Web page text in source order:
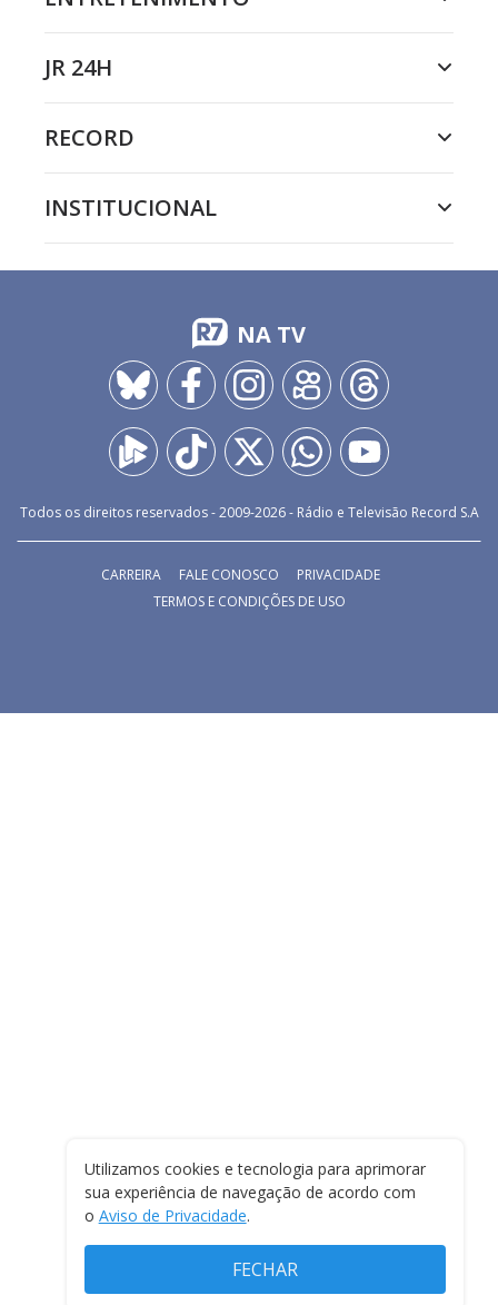
JR 24H
RECORD
INSTITUCIONAL
NA TV
Todos os direitos reservados - 2009-2026- Rádio e Televisão Record S.A
CARREIRA FALE CONOSCO
PRIVACIDADE
TERMOS E CONDIÇÕES DE USO
Utilizamos cookies e tecnologia para aprimorar
sua experiência de navegação de acordo com
o Aviso de Privacidade.
FECHAR